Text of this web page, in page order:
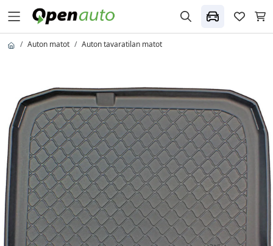
Auton matot Auton tavaratilan matot